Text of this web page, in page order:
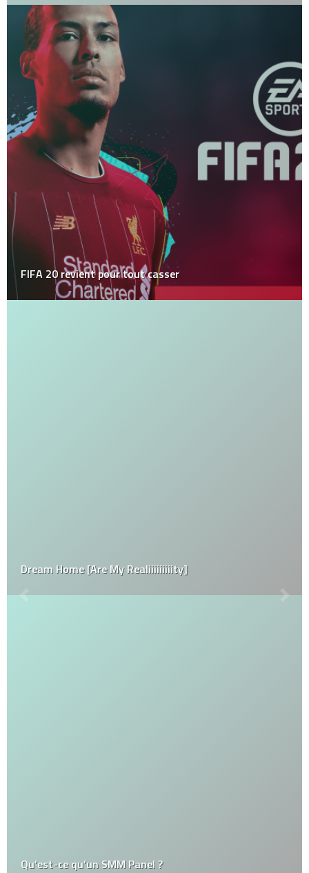
FIFA 20 revient pour tout casser
Dream Home [Are My Realiiiiiiiiity]
Qu’est-ce qu’un SMM Panel ?